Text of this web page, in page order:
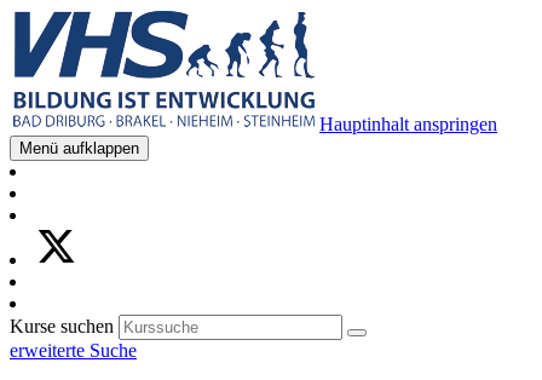
Hauptinhalt anspringen
Menü aufklappen
Kurse suchen
erweiterte Suche